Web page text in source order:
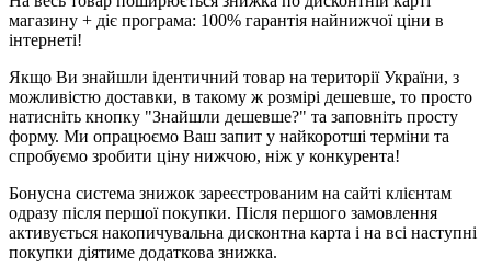
магазину + діє програма: 100% гарантія найнижчої ціни в
інтернеті!
Якщо Ви знайшли ідентичний товар на території України, з
можливістю доставки, в такому ж розмірі дешевше, то просто
натисніть кнопку "Знайшли дешевше?" та заповніть просту
форму. Ми опрацюємо Ваш запит у найкоротші терміни та
спробуємо зробити ціну нижчою, ніж у конкурента!
Бонусна система знижок зареєстрованим на сайті клієнтам
одразу після першої покупки. Після першого замовлення
активується накопичувальна дисконтна карта і на всі наступні
покупки діятиме додаткова знижка.